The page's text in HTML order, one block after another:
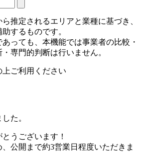
推定されるエリアと業種に基づき、
するものです。
っても、本機能では事業者の比較・
専門的判断は行いません。
上ご利用ください
た。
うございます！
公開まで約3営業日程度いただきま